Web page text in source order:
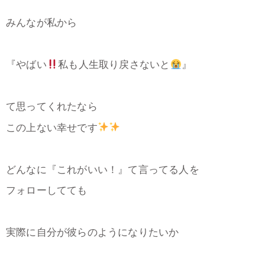
みんなが私から
『やばい 私も人生取り戻さないと 』
て思ってくれたなら
この上ない幸せです
どんなに『これがいい！』て言ってる人を
フォローしてても
実際に自分が彼らのようになりたいか